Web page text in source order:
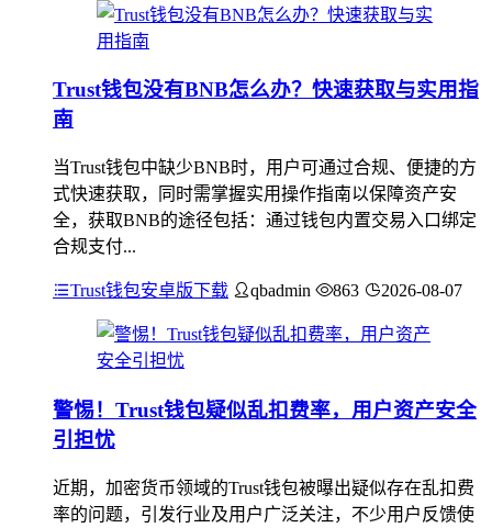
Trust钱包没有BNB怎么办？快速获取与实用指
南
当Trust钱包中缺少BNB时，用户可通过合规、便捷的方
式快速获取，同时需掌握实用操作指南以保障资产安
全，获取BNB的途径包括：通过钱包内置交易入口绑定
合规支付...
Trust钱包安卓版下载 qbadmin 863 2026-08-07
警惕！Trust钱包疑似乱扣费率，用户资产安全
引担忧
近期，加密货币领域的Trust钱包被曝出疑似存在乱扣费
率的问题，引发行业及用户广泛关注，不少用户反馈使